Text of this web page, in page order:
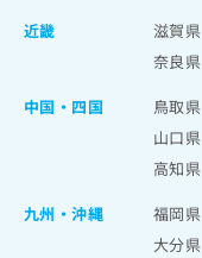
近畿
滋賀県
奈良県
中国・四国
鳥取県
山口県
高知県
九州・沖縄
福岡県
大分県